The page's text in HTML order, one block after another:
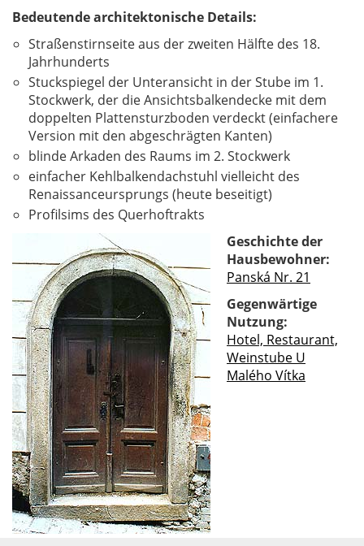
Bedeutende architektonische Details:
Straßenstirnseite aus der zweiten Hälfte des 18.
Jahrhunderts
Stuckspiegel der Unteransicht in der Stube im 1.
Stockwerk, der die Ansichtsbalkendecke mit dem
doppelten Plattensturzboden verdeckt (einfachere
Version mit den abgeschrägten Kanten)
blinde Arkaden des Raums im 2. Stockwerk
einfacher Kehlbalkendachstuhl vielleicht des
Renaissanceursprungs (heute beseitigt)
Profilsims des Querhoftrakts
Geschichte der
Hausbewohner:
Panská Nr. 21
Gegenwärtige
Nutzung:
Hotel, Restaurant,
Weinstube U
Malého Vítka